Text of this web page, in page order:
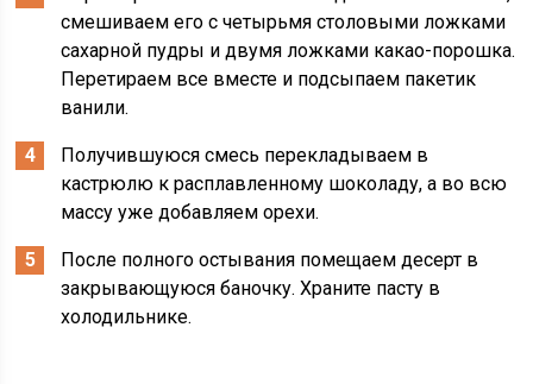
смешиваем его с четырьмя столовыми ложками
сахарной пудры и двумя ложками какао-порошка.
Перетираем все вместе и подсыпаем пакетик
ванили.
Получившуюся смесь перекладываем в
кастрюлю к расплавленному шоколаду, а во всю
массу уже добавляем орехи.
После полного остывания помещаем десерт в
закрывающуюся баночку. Храните пасту в
холодильнике.